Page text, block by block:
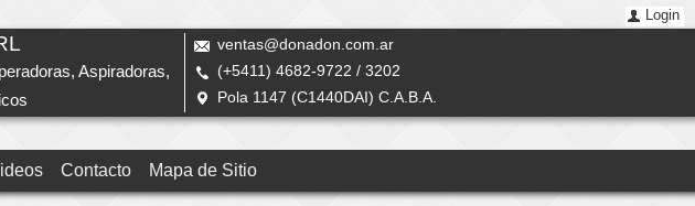
Aspiradoras,
ventas@donadon.com.ar
(+5411) 4682-9722 / 3202
5291-0126 / 0127
Pola 1147 (C1440DAI) C.A.B.A.
Login
Contacto Mapa de Sitio